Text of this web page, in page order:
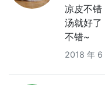
凉皮不错
汤就好了
不错~
2018 年 6